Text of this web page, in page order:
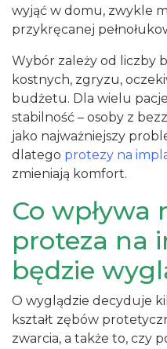
wyjąć w domu, zwykle
przykręcanej
Wybór zależy od liczby
kostnych, zgryzu,
budżetu. Dla wielu
stabilność – osoby z
jako najważniejszy
dlatego protezy na
zmieniają komfort.
Co wpływa
proteza na
będzie
O wyglądzie decyduje
kształt zębów
zwarcia, a także to, czy